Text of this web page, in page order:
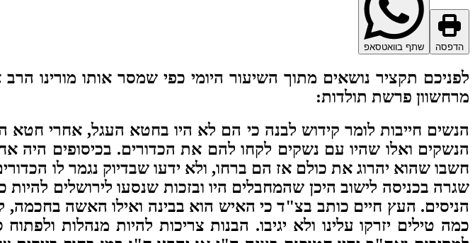
הדפסה שתף בוואטסאפ
לפניכם תקציר נושאים מתוך השיעור היומי כפי שמסר אותו מורינו
מרחשוון פרשת תולדות:
הנשים חייבות לומר קידוש לבנה כי הם לא היו בחטא העגל, אחרי
חשבו שהוא יהרוג את כולם אז הם ברחו, ולא ידעו שבדיוק נגמר לו
שגרה בכניסה לישוב היכן שהמחבלים היו ובזכות שנסעו לירושלים
הניסים. העץ חיים כותב בצ"ד כי האיש הוא בבינה ואילו האשה
כמה טילים יזרקו עלינו ולא יגיבו. הבנות צריכות להיות מנהלות